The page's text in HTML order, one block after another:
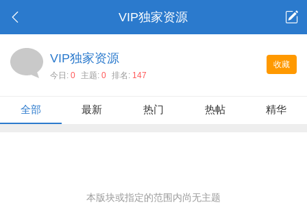
VIP独家资源
收藏
VIP独家资源
今日: 0 主题: 0 排名: 147
全部 最新 热门 热帖 精华
本版块或指定的范围内尚无主题